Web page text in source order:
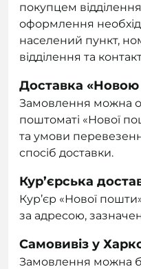
покупцем
оформлення
населений пункт,
відділення та
Доставка
Замовлення можна
поштоматі «Нової
та умови
спосіб доставки.
Кур’єрська
Кур’єр «Нової
за адресою,
Самовивіз у
Замовлення можна